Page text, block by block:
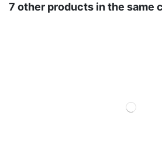
7 other products in the same